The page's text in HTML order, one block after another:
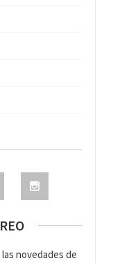
novedades de